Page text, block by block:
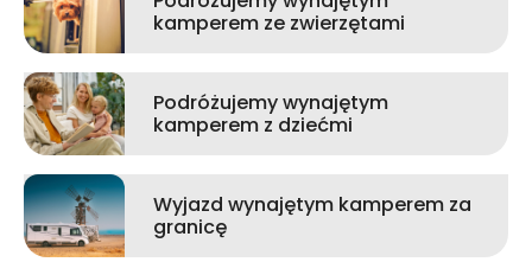
kamperem ze zwierzętami
Podróżujemy wynajętym
kamperem z dziećmi
Wyjazd wynajętym kamperem za
granicę